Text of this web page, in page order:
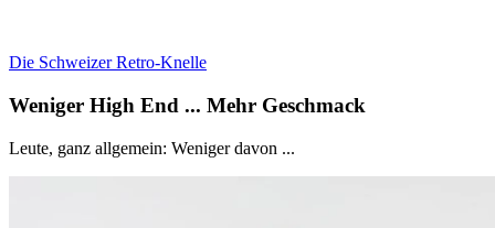
Die Schweizer Retro-Knelle
Weniger High End ... Mehr Geschmack
Leute, ganz allgemein: Weniger davon ...